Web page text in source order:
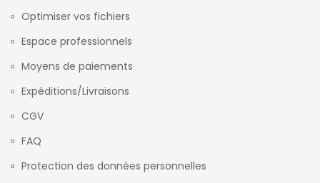
Optimiser vos fichiers
Espace professionnels
Moyens de paiements
Expéditions/Livraisons
CGV
FAQ
Protection des données personnelles